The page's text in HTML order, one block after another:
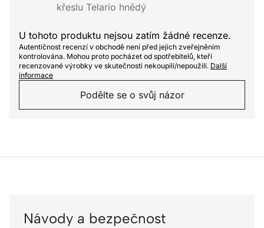
křeslu Telario hnědý
U tohoto produktu nejsou zatím žádné recenze.
Autentičnost recenzí v obchodě není před jejich zveřejněním
kontrolována. Mohou proto pocházet od spotřebitelů, kteří
recenzované výrobky ve skutečnosti nekoupili/nepoužili. Další
informace
Podělte se o svůj názor
Návody a bezpečnost